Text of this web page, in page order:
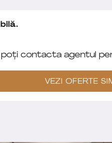
contacta agentul
VEZI OFERTE